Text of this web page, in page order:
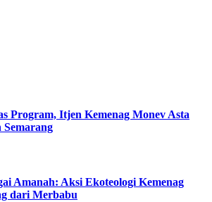
Program, Itjen Kemenag Monev Asta
Semarang
Amanah: Aksi Ekoteologi Kemenag
dari Merbabu